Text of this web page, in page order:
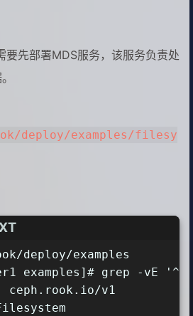
~]# kubectl delete  pvc
~]# kubectl delete  pvc
先部署MDS服务，该服务负责处
deploy/examples/filesy
deploy/examples
examples]# grep -vE
ceph.rook.io/v1